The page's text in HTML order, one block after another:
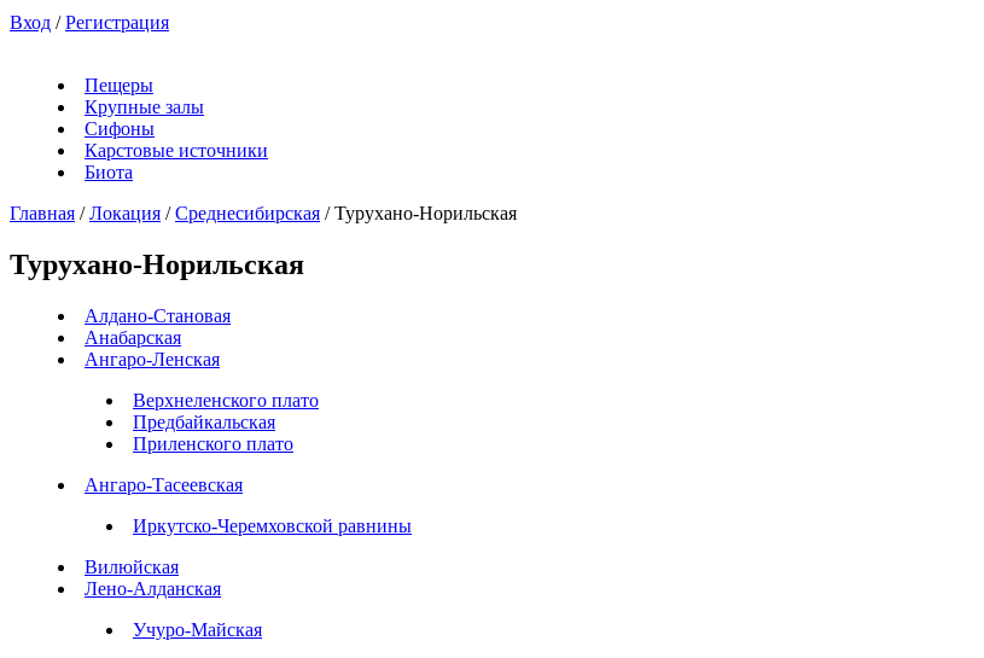
Вход / Регистрация
Пещеры
Крупные залы
Сифоны
Карстовые источники
Биота
Главная / Локация / Среднесибирская / Турухано-Норильская
Турухано-Норильская
Алдано-Становая
Анабарская
Ангаро-Ленская
Верхнеленского плато
Предбайкальская
Приленского плато
Ангаро-Тасеевская
Иркутско-Черемховской равнины
Вилюйская
Лено-Алданская
Учуро-Майская